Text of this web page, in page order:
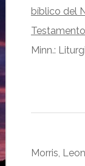
bíblico del
Testamento
Minn.:
Morris,